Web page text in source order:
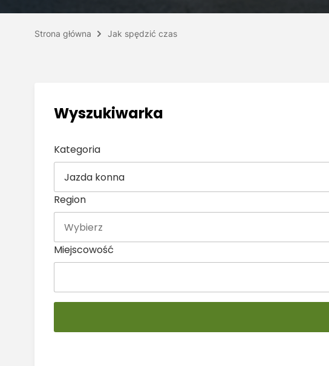
Strona główna Jak spędzić czas
Wyszukiwarka
Kategoria
Jazda konna
Region
Miejscowość